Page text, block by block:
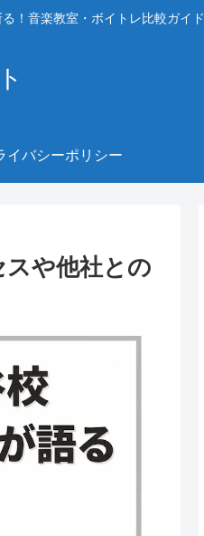
！音楽教室・ボイトレ比較ガイド
イバシーポリシー
や他社との